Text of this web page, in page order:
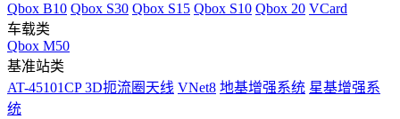
Qbox B10 Qbox S30 Qbox S15 Qbox S10 Qbox 20 VCard
车载类
Qbox M50
基准站类
AT-45101CP 3D扼流圈天线 VNet8 地基增强系统 星基增强系
统